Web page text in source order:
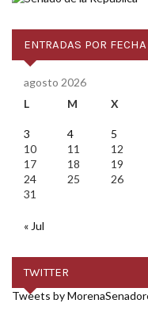
ENTRADAS POR FECHA
agosto 2026
L
M X
3
4 5
10
11 12
17
18 19
24
25 26
31
« Jul
TWITTER
Tweets by